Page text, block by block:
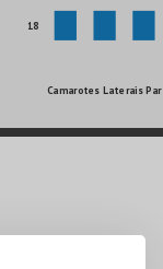
18
Camarotes Laterais Par